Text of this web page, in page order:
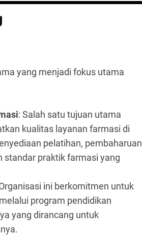
yang menjadi fokus utama
: Salah satu tujuan utama
kualitas layanan farmasi di
pelatihan, pembaharuan
standar praktik farmasi yang
ini berkomitmen untuk
program pendidikan
yang dirancang untuk